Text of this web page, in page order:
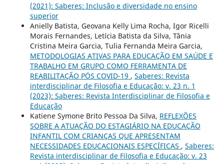
(2021): Saberes: Inclusão e diversidade no ensino
superior
Anielly Batista, Geovana Kelly Lima Rocha, Igor Ricelli
Morais Fernandes, Letícia Batista da Silva, Tânia
Cristina Meira Garcia, Tulia Fernanda Meira Garcia,
METODOLOGIAS ATIVAS PARA EDUCAÇÃO EM SAÚDE E
TRABALHO EM GRUPO COMO FERRAMENTA DE
REABILITAÇÃO PÓS COVID-19 , Saberes: Revista
interdisciplinar de Filosofia e Educação: v. 23 n. 1
(2023): Saberes: Revista Interdisciplinar de Filosofia e
Educação
Katiene Symone Brito Pessoa Da Silva, REFLEXÕES
SOBRE A ATUAÇÃO DO ESTAGIÁRIO NA EDUCAÇÃO
INFANTIL COM CRIANÇAS QUE APRESENTAM
NECESSIDADES EDUCACIONAIS ESPECÍFICAS , Saberes:
Revista interdisciplinar de Filosofia e Educação: v. 23